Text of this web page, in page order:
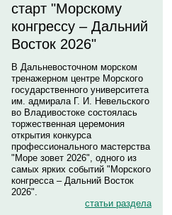
старт "Морскому
конгрессу – Дальний
Восток 2026"
В Дальневосточном морском
тренажерном центре Морского
государственного университета
им. адмирала Г. И. Невельского
во Владивостоке состоялась
торжественная церемония
открытия конкурса
профессионального мастерства
"Море зовет 2026", одного из
самых ярких событий "Морского
конгресса – Дальний Восток
2026".
статьи раздела